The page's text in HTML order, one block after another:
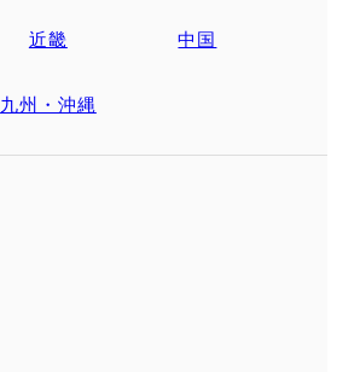
近畿 中国
九州・沖縄